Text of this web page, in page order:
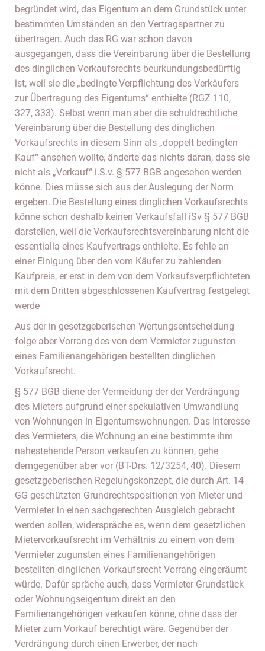
begründet wird, das Eigentum an dem Grundstück unter
bestimmten Umständen an den Vertragspartner zu
übertragen. Auch das RG war schon davon
ausgegangen, dass die Vereinbarung über die Bestellung
des dinglichen Vorkaufsrechts beurkundungsbedürftig
ist, weil sie die „bedingte Verpflichtung des Verkäufers
zur Übertragung des Eigentums“ enthielte (RGZ 110,
327, 333). Selbst wenn man aber die schuldrechtliche
Vereinbarung über die Bestellung des dinglichen
Vorkaufsrechts in diesem Sinn als „doppelt bedingten
Kauf“ ansehen wollte, änderte das nichts daran, dass sie
nicht als „Verkauf“ i.S.v. § 577 BGB angesehen werden
könne. Dies müsse sich aus der Auslegung der Norm
ergeben. Die Bestellung eines dinglichen Vorkaufsrechts
könne schon deshalb keinen Verkaufsfall iSv § 577 BGB
darstellen, weil die Vorkaufsrechtsvereinbarung nicht die
essentialia eines Kaufvertrags enthielte. Es fehle an
einer Einigung über den vom Käufer zu zahlenden
Kaufpreis, er erst in dem von dem Vorkaufsverpflichteten
mit dem Dritten abgeschlossenen Kaufvertrag festgelegt
werde
Aus der in gesetzgeberischen Wertungsentscheidung
folge aber Vorrang des von dem Vermieter zugunsten
eines Familienangehörigen bestellten dinglichen
Vorkaufsrecht.
§ 577 BGB diene der Vermeidung der der Verdrängung
des Mieters aufgrund einer spekulativen Umwandlung
von Wohnungen in Eigentumswohnungen. Das Interesse
des Vermieters, die Wohnung an eine bestimmte ihm
nahestehende Person verkaufen zu können, gehe
demgegenüber aber vor (BT-Drs. 12/3254, 40). Diesem
gesetzgeberischen Regelungskonzept, die durch Art. 14
GG geschützten Grundrechtspositionen von Mieter und
Vermieter in einen sachgerechten Ausgleich gebracht
werden sollen, widerspräche es, wenn dem gesetzlichen
Mietervorkaufsrecht im Verhältnis zu einem von dem
Vermieter zugunsten eines Familienangehörigen
bestellten dinglichen Vorkaufsrecht Vorrang eingeräumt
würde. Dafür spräche auch, dass Vermieter Grundstück
oder Wohnungseigentum direkt an den
Familienangehörigen verkaufen könne, ohne dass der
Mieter zum Vorkauf berechtigt wäre. Gegenüber der
Verdrängung durch einen Erwerber, der nach